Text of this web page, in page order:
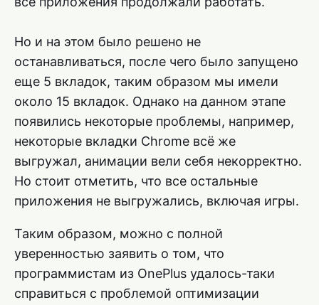
Но и на этом было решено не
останавливаться, после чего было запущено
еще 5 вкладок, таким образом мы имели
около 15 вкладок. Однако на данном этапе
появились некоторые проблемы, например,
некоторые вкладки Chrome всё же
выгружал, анимации вели себя некорректно.
Но стоит отметить, что все остальные
приложения не выгружались, включая игры.
Таким образом, можно с полной
уверенностью заявить о том, что
программистам из OnePlus удалось-таки
справиться с проблемой оптимизации